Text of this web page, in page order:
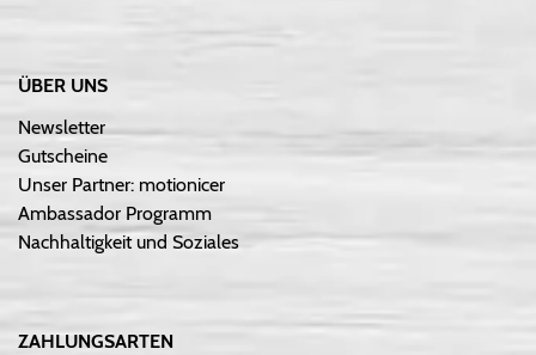
ÜBER UNS
Newsletter
Gutscheine
Unser Partner: motionicer
Ambassador Programm
Nachhaltigkeit und Soziales
ZAHLUNGSARTEN